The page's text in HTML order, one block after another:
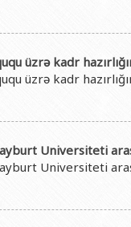
üzrə kadr
üzrə kadr
Universiteti
Universiteti